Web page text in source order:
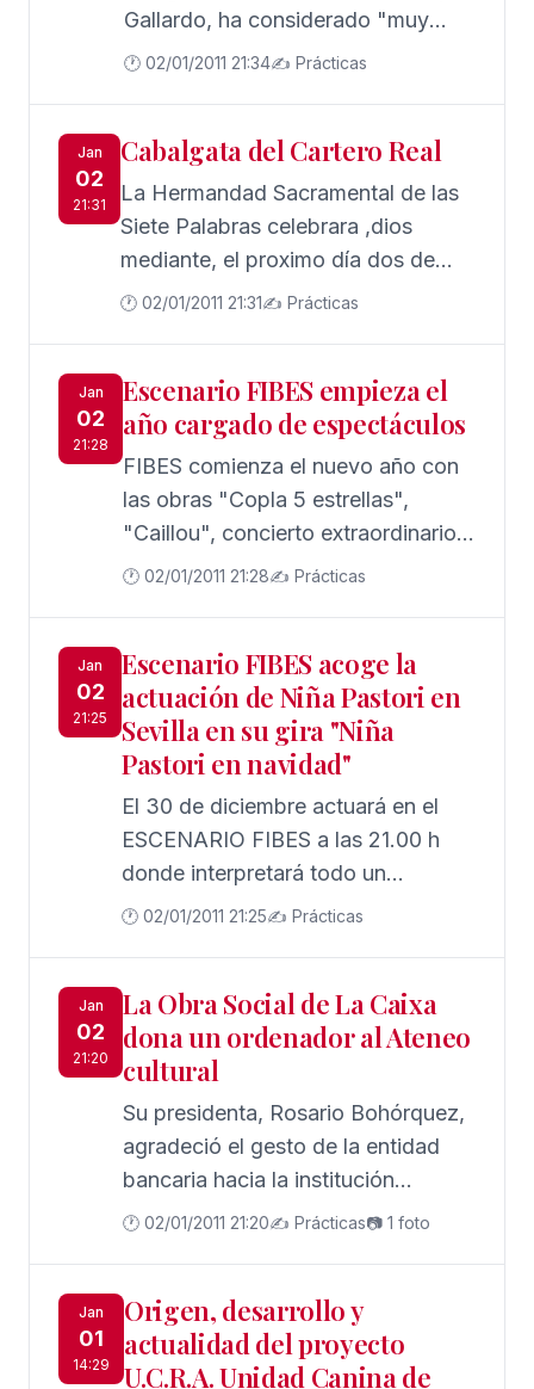
Gallardo, ha considerado "muy
lamentable" que las personas
político", y ha señalado que este
servicio público "se merecería un
mayor respeto" por parte de este
colectivo.
🕐 02/01/2011 21:34✍️ Prácticas
Jan
02
21:31
Cabalgata del Cartero Real
La Hermandad Sacramental de las
Siete Palabras celebrara ,dios
mediante, el proximo día dos de
enero de 2.011, con la colaboración
Cartero Real, cuya salida está
prevista para las 18,00 horas, con el
siguiente recorrido:
🕐 02/01/2011 21:31✍️ Prácticas
Jan
02
21:28
Escenario FIBES empieza el
año cargado de espectáculos
FIBES comienza el nuevo año con
las obras "Copla 5 estrellas",
"Caillou", concierto extraordinario
de reyes, ballet nacional del ejercito
🕐 02/01/2011 21:28✍️ Prácticas
Jan
02
21:25
Escenario FIBES acoge la
actuación de Niña Pastori en
Sevilla en su gira "Niña
Pastori en navidad"
El 30 de diciembre actuará en el
ESCENARIO FIBES a las 21.00 h
donde interpretará todo un
repertorio de villancicos populares
🕐 02/01/2011 21:25✍️ Prácticas
Jan
02
21:20
La Obra Social de La Caixa
dona un ordenador al Ateneo
cultural
Su presidenta, Rosario Bohórquez,
agradeció el gesto de la entidad
bancaria hacia la institución
chipionera.
🕐 02/01/2011 21:20✍️ Prácticas📷 1 foto
Jan
01
14:29
Origen, desarrollo y
actualidad del proyecto
U.C.R.A. Unidad Canina de